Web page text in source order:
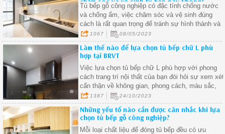
Tủ bếp gỗ công nghiệp có đặc tính chống nước
và chống ẩm, việc chăm sóc và vệ sinh đúng
cách là rất quan trọng để tránh sự hình thành và
phát triển của nấm mốc
1067 08/05/2023
Làm thế nào để lựa chọn tủ bếp chữ L phù
hợp tại BRVT
Việc lựa chọn tủ bếp chữ L phù hợp với phong
cách trang trí nội thất của bạn đòi hỏi sự xem xét
cẩn thận về không gian, phong cách, màu sắc,
chất liệu và thiết kế.
1387 24/10/2023
Những yếu tố nào cần được cân nhắc khi lựa
chọn tủ bếp gỗ công nghiệp?
Mỗi loại chất liệu để đóng tủ bếp đều có ưu